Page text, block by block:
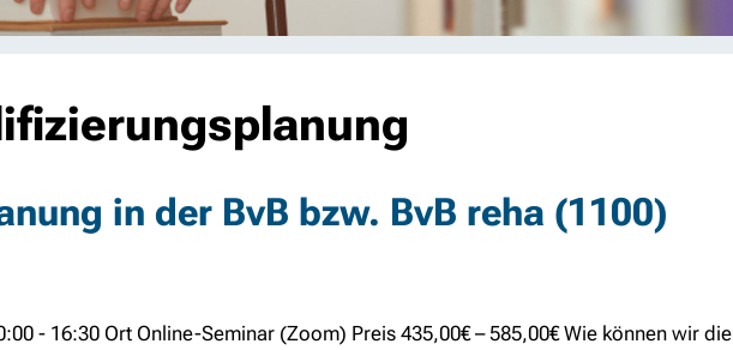
in der BvB bzw. BvB reha (1100)
- 16:30 Ort Online-Seminar (Zoom) Preis 435,00€ – 585,00€ Wie können wir die